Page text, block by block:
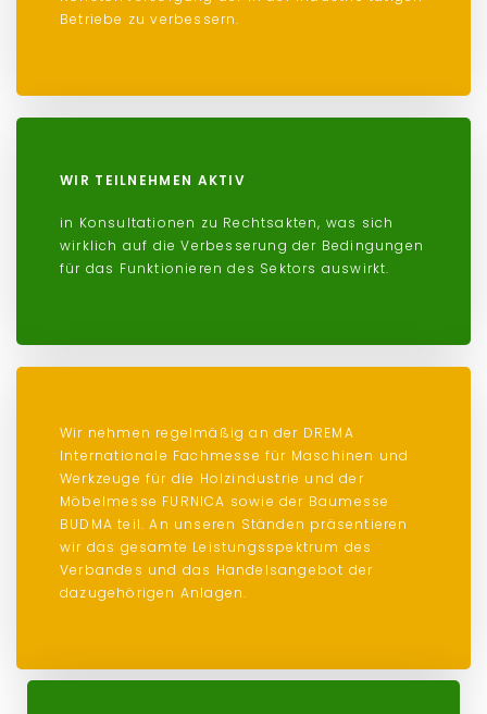
Betriebe zu verbessern.
WIR TEILNEHMEN AKTIV
in Konsultationen zu Rechtsakten, was sich
wirklich auf die Verbesserung der Bedingungen
für das Funktionieren des Sektors auswirkt.
Wir nehmen regelmäßig an der DREMA
Internationale Fachmesse für Maschinen und
Werkzeuge für die Holzindustrie und der
Möbelmesse FURNICA sowie der Baumesse
BUDMA teil. An unseren Ständen präsentieren
wir das gesamte Leistungsspektrum des
Verbandes und das Handelsangebot der
dazugehörigen Anlagen.